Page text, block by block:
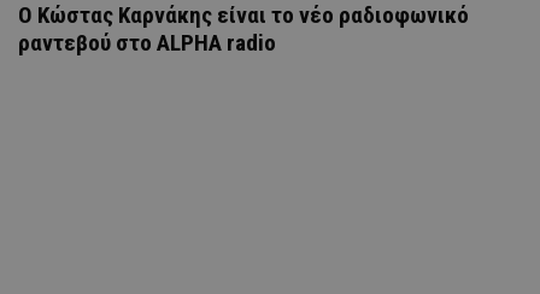
Ο Κώστας Καρνάκης είναι το νέο ραδιοφωνικό
ραντεβού στο ALPHA radio